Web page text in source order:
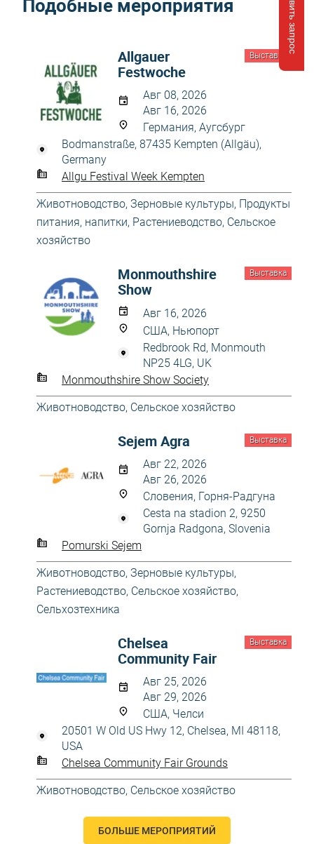
Подобные мероприятия
Выставка
Allgаuer
Festwoche
Авг 08, 2026
Авг 16, 2026
Германия, Аугсбург
Bodmanstraße, 87435 Kempten (Allgäu),
Germany
Allgu Festival Week Kempten
Животноводство, Зерновые культуры, Продукты
питания, напитки, Растениеводство, Сельское
хозяйство
Выставка
Monmouthshire
Show
Авг 16, 2026
США, Ньюпорт
Redbrook Rd, Monmouth
NP25 4LG, UK
Monmouthshire Show Society
Животноводство, Сельское хозяйство
Выставка
Sejem Agra
Авг 22, 2026
Авг 26, 2026
Словения, Горня-Радгуна
Cesta na stadion 2, 9250
Gornja Radgona, Slovenia
Pomurski Sejem
Животноводство, Зерновые культуры,
Растениеводство, Сельское хозяйство,
Сельхозтехника
Выставка
Chelsea
Community Fair
Авг 25, 2026
Авг 29, 2026
США, Челси
20501 W Old US Hwy 12, Chelsea, MI 48118,
USA
Chelsea Community Fair Grounds
Животноводство, Сельское хозяйство
БОЛЬШЕ МЕРОПРИЯТИЙ